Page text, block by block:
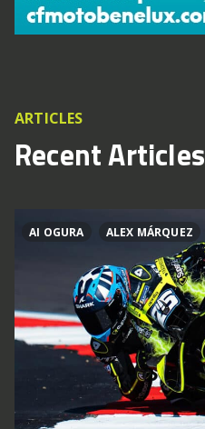
ARTICLES
Recent Articles
AI OGURA ALEX MÁRQUEZ